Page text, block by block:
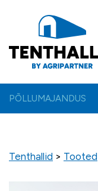
PÕLLUMAJANDUS
Tenthallid > Tooted